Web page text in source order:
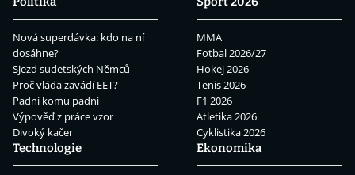
Nová superdávka: kdo na ní
dosáhne?
Sjezd sudetských Němců
Proč vláda zavádí EET?
Padni komu padni
Výpověď z práce vzor
Divoký kačer
MMA
Fotbal 2026/27
Hokej 2026
Tenis 2026
F1 2026
Atletika 2026
Cyklistika 2026
Technologie
Ekonomika